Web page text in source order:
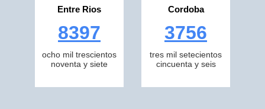
Entre Rios
8397
ocho mil trescientos
noventa y siete
Cordoba
3756
tres mil setecientos
cincuenta y seis